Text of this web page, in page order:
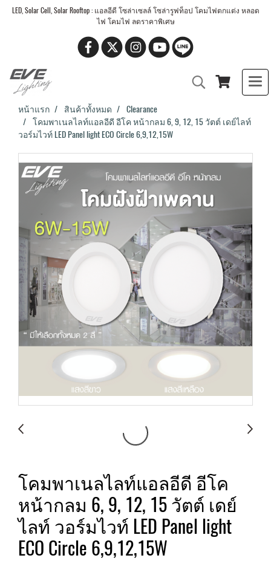
LED, Solar Cell, Solar Rooftop : แอลอีดี โซล่าเซลล์ โซล่ารูฟท็อป โคมไฟตกแต่ง หลอด
ไฟ โคมไฟ ลดราคาพิเศษ
หน้าแรก สินค้าทั้งหมด
Clearance
โคมพาเนลไลท์แอลอีดี อีโค หน้ากลม 6, 9, 12, 15 วัตต์ เดย์ไลท์
วอร์มไวท์ LED Panel light ECO Circle 6,9,12,15W
โคมพาเนลไลท์แอลอีดี อีโค
หน้ากลม 6, 9, 12, 15 วัตต์ เดย์
ไลท์ วอร์มไวท์ LED Panel light
ECO Circle 6,9,12,15W